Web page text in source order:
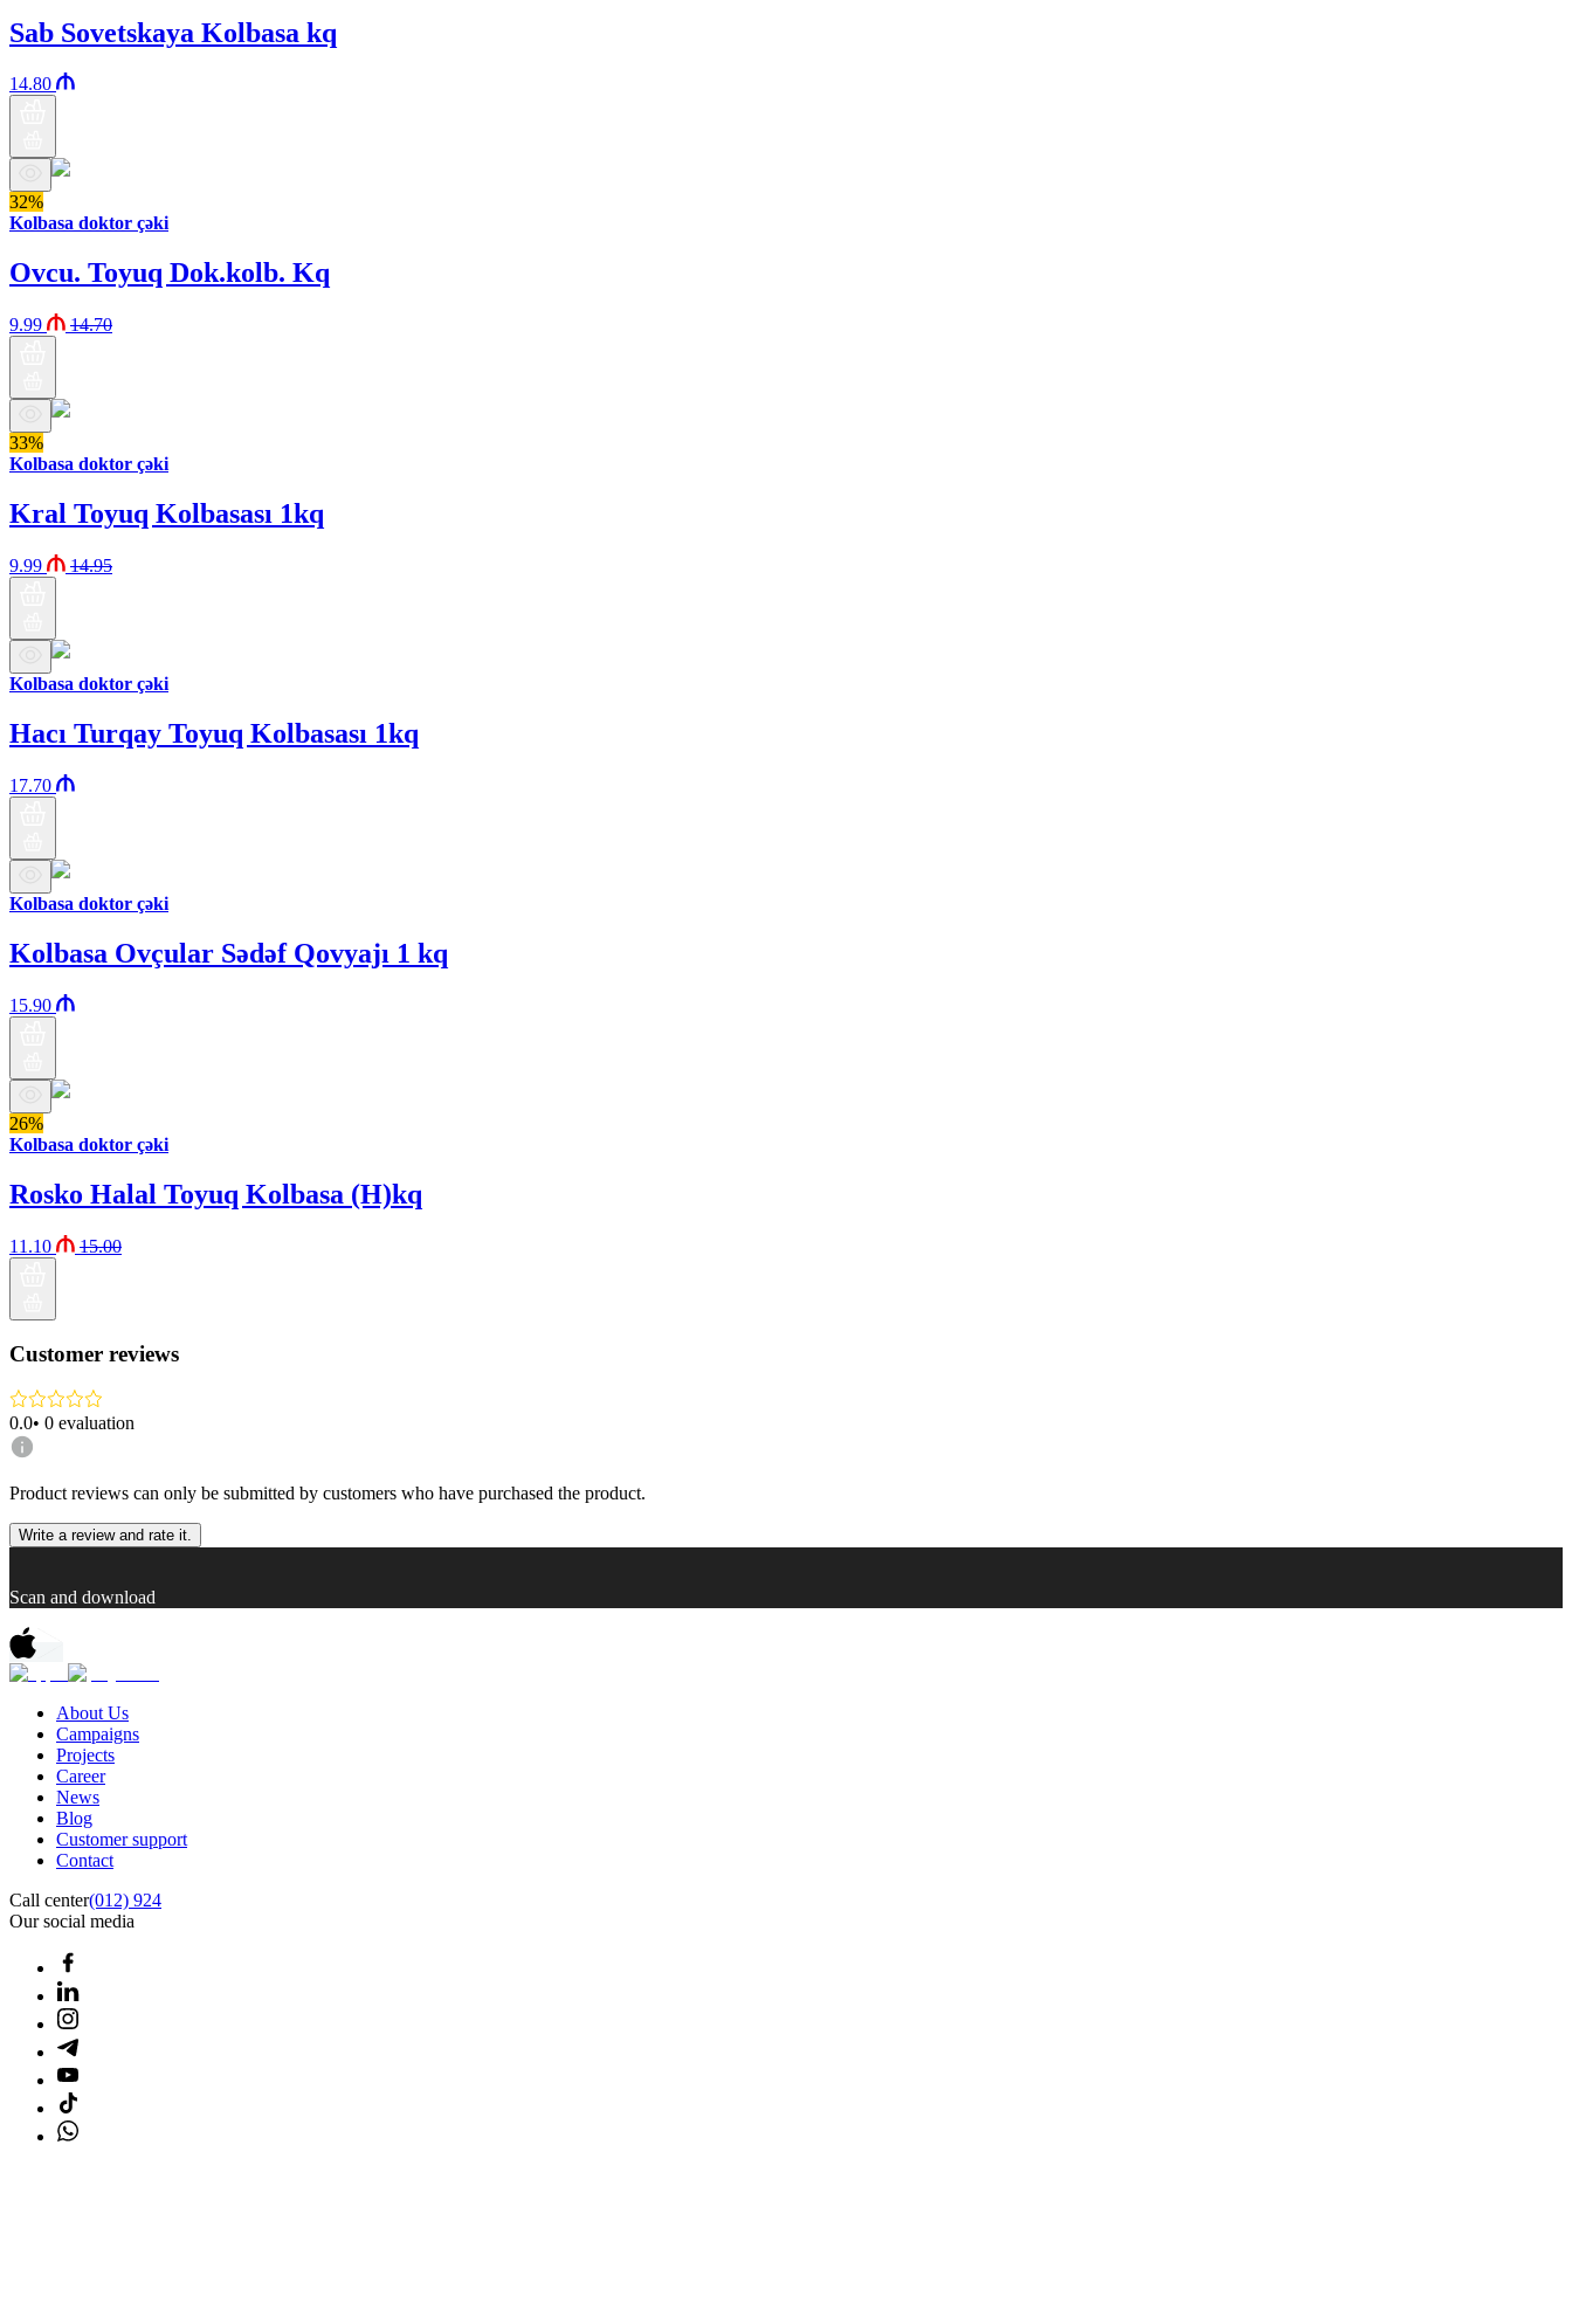
Sab Sovetskaya Kolbasa kq
14.80
32%
Kolbasa doktor çəki
Ovcu. Toyuq Dok.kolb. Kq
9.99 14.70
33%
Kolbasa doktor çəki
Kral Toyuq Kolbasası 1kq
9.99 14.95
Kolbasa doktor çəki
Hacı Turqay Toyuq Kolbasası 1kq
17.70
Kolbasa doktor çəki
Kolbasa Ovçular Sədəf Qovyajı 1 kq
15.90
26%
Kolbasa doktor çəki
Rosko Halal Toyuq Kolbasa (H)kq
11.10 15.00
Customer reviews
0.0• 0 evaluation
Product reviews can only be submitted by customers who have purchased the product.
Write a review and rate it.
Scan and download
About Us
Campaigns
Projects
Career
News
Blog
Customer support
Contact
Call center(012) 924
Our social media